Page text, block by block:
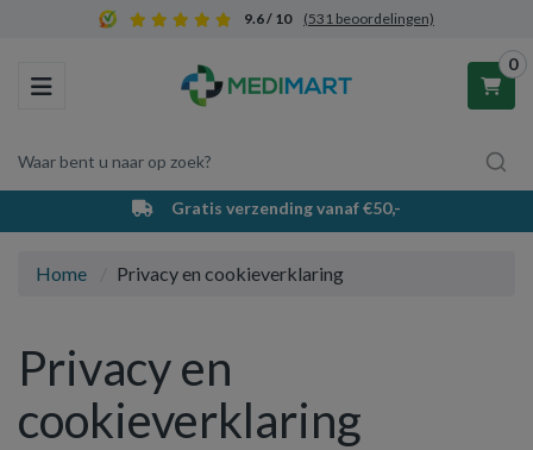
9.6 / 10 (531 beoordelingen)
Toggle navigation
Waar bent u naar op zoek?
0
Winkelwagen
Vul hem met producten.
PostNL bezorging & afhaalpunten
Home Privacy en cookieverklaring
Privacy en
cookieverklaring